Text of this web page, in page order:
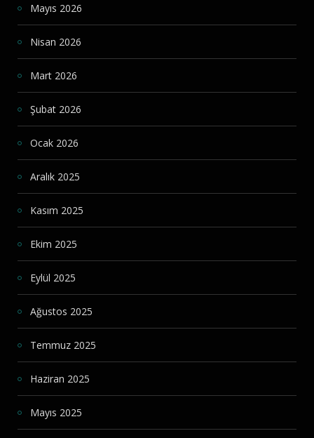
Mayıs 2026
Nisan 2026
Mart 2026
Şubat 2026
Ocak 2026
Aralık 2025
Kasım 2025
Ekim 2025
Eylül 2025
Ağustos 2025
Temmuz 2025
Haziran 2025
Mayıs 2025